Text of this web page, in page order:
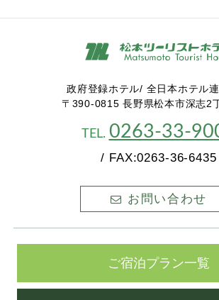
政府登録ホテル/ 全日本ホテル
〒390-0815 長野県松本市深志2
TEL. 0263-33-
/ FAX:0263-36-6435
お問い合わせ
ご宿泊プラン一覧